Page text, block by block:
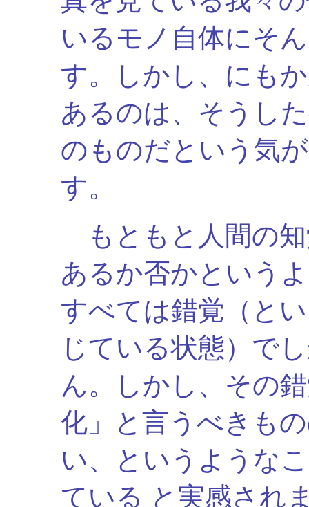
いるモノ自体にそ
す。しかし、にも
あるのは、そうし
のものだという気
す。
もともと人間の
あるか否かという
すべては錯覚（と
じている状態）で
ん。しかし、その
化」と言うべきも
い、というような
ている と実感され